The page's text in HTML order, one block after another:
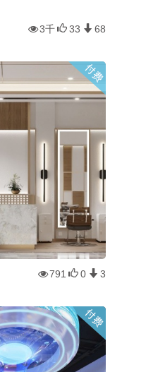
3千 33 68
791 0 3